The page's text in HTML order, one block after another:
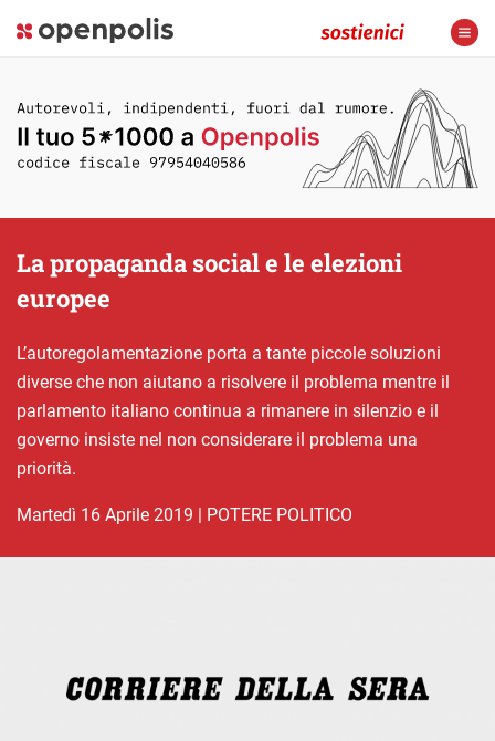
La propaganda social e le elezioni
europee
L’autoregolamentazione porta a tante piccole soluzioni
diverse che non aiutano a risolvere il problema mentre il
parlamento italiano continua a rimanere in silenzio e il
governo insiste nel non considerare il problema una
priorità.
martedì 16 Aprile 2019 | POTERE POLITICO